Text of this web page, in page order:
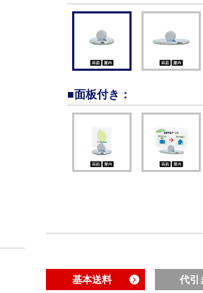
■面板付き ：
基本送料 代引